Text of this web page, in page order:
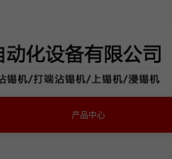
产品中心